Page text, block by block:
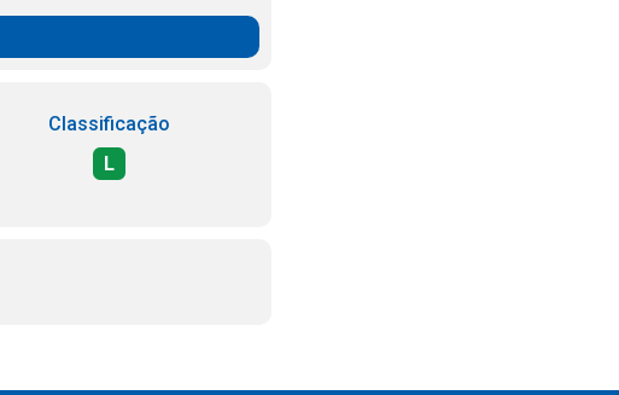
Classificação
L